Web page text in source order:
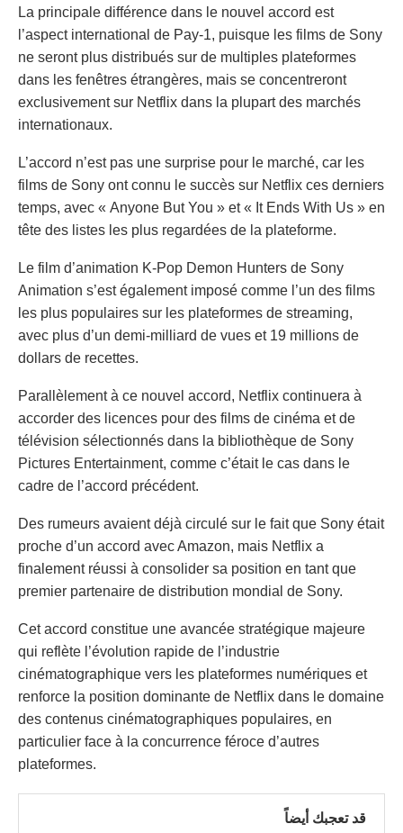
La principale différence dans le nouvel accord est
l’aspect international de Pay-1, puisque les films de Sony
ne seront plus distribués sur de multiples plateformes
dans les fenêtres étrangères, mais se concentreront
exclusivement sur Netflix dans la plupart des marchés
internationaux.
L’accord n’est pas une surprise pour le marché, car les
films de Sony ont connu le succès sur Netflix ces derniers
temps, avec « Anyone But You » et « It Ends With Us » en
tête des listes les plus regardées de la plateforme.
Le film d’animation K-Pop Demon Hunters de Sony
Animation s’est également imposé comme l’un des films
les plus populaires sur les plateformes de streaming,
avec plus d’un demi-milliard de vues et 19 millions de
dollars de recettes.
Parallèlement à ce nouvel accord, Netflix continuera à
accorder des licences pour des films de cinéma et de
télévision sélectionnés dans la bibliothèque de Sony
Pictures Entertainment, comme c’était le cas dans le
cadre de l’accord précédent.
Des rumeurs avaient déjà circulé sur le fait que Sony était
proche d’un accord avec Amazon, mais Netflix a
finalement réussi à consolider sa position en tant que
premier partenaire de distribution mondial de Sony.
Cet accord constitue une avancée stratégique majeure
qui reflète l’évolution rapide de l’industrie
cinématographique vers les plateformes numériques et
renforce la position dominante de Netflix dans le domaine
des contenus cinématographiques populaires, en
particulier face à la concurrence féroce d’autres
plateformes.
قد تعجبك أيضاً